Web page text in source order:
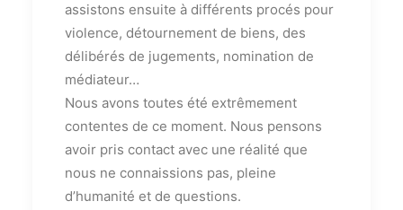
assistons ensuite à différents procés pour
violence, détournement de biens, des
délibérés de jugements, nomination de
médiateur…
Nous avons toutes été extrêmement
contentes de ce moment. Nous pensons
avoir pris contact avec une réalité que
nous ne connaissions pas, pleine
d’humanité et de questions.